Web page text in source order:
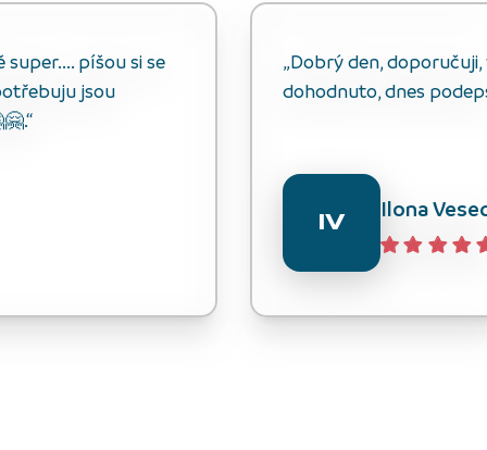
píšou si se
jsou
„Dobrý den,
dohodnuto, dnes
IV Ilona